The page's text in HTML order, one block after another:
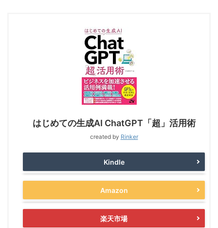
はじめての生成AI ChatGPT「超」活用術
created by Rinker
Kindle
Amazon
楽天市場